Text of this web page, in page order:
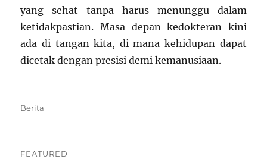
yang sehat tanpa harus menunggu dalam
ketidakpastian. Masa depan kedokteran kini
ada di tangan kita, di mana kehidupan dapat
dicetak dengan presisi demi kemanusiaan.
Categories
Berita
FEATURED